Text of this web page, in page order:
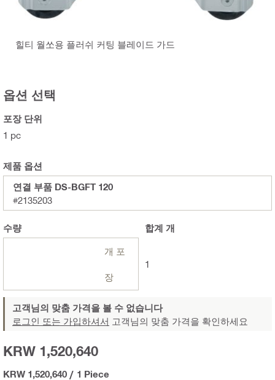
힐티 월쏘용 플러쉬 커팅 블레이드 가드
옵션 선택
포장 단위
1 pc
제품 옵션
연결 부품 DS-BGFT 120
#2135203
수량
개 포
장
합계 개
1
고객님의 맞춤 가격을 볼 수 없습니다
로그인 또는 가입하셔서 고객님의 맞춤 가격을 확인하세요
KRW 1,520,640
KRW 1,520,640 / 1 Piece